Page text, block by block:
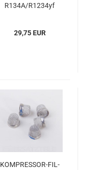
R134A/R1234yf
29,75 EUR
KOMPRESSOR-​​FIL­